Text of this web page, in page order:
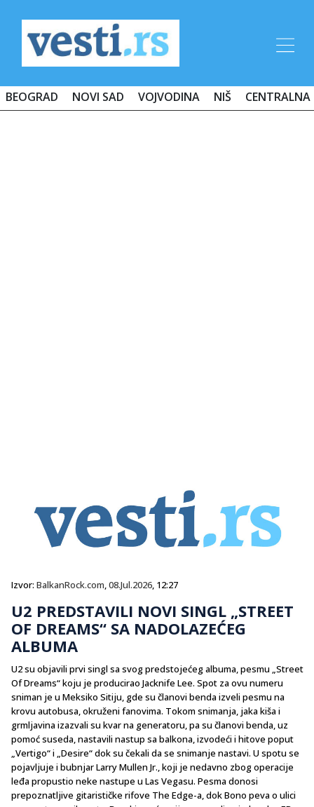
BEOGRAD NOVI SAD VOJVODINA NIŠ CENTRALNA
Izvor: BalkanRock.com,08.Jul.2026, 12:27
U2 PREDSTAVILI NOVI SINGL „STREET
OF DREAMS“ SA NADOLAZEĆEG
ALBUMA
U2 su objavili prvi singl sa svog predstojećeg albuma, pesmu „Street
Of Dreams“ koju je producirao Jacknife Lee. Spot za ovu numeru
sniman je u Meksiko Sitiju, gde su članovi benda izveli pesmu na
krovu autobusa, okruženi fanovima. Tokom snimanja, jaka kiša i
grmljavina izazvali su kvar na generatoru, pa su članovi benda, uz
pomoć suseda, nastavili nastup sa balkona, izvodeći i hitove poput
„Vertigo“ i „Desire“ dok su čekali da se snimanje nastavi. U spotu se
pojavljuje i bubnjar Larry Mullen Jr., koji je nedavno zbog operacije
leđa propustio neke nastupe u Las Vegasu. Pesma donosi
prepoznatljive gitarističke rifove The Edge-a, dok Bono peva o ulici